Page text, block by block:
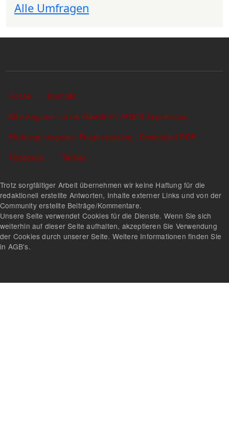
Alle Umfragen
Sekundärlinks
Home
Kontakt
Alle Angaben ohne Gewähr! | AGB & Impressum
Einbürgerungstest Fragenkatalog - Download PDF
Facebook
Twitter
Trotz sorgfältiger Arbeit übernehmen wir keine Haftung für die
redaktionell erstellte Antworten, Inhalte externer Links und von der
Community erstellte Beiträge/Kommentare.
Unsere Seite verwendet Cookies für die Dienste. Wenn Sie sich
weiterhin auf dieser Seite aufhalten, akzeptieren Sie Verwendung
der Cookies durch unserer Seite. Weitere Informationen finden Sie
in AGB's.